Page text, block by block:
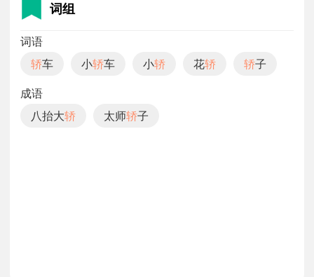
词组
词语
轿车 小轿车 小轿 花轿 轿子
成语
八抬大轿 太师轿子